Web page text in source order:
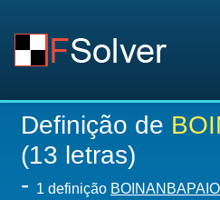
Definição de
(13 letras)
- 1 definição